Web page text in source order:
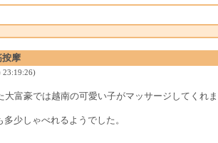
按摩
23:19:26)
大富豪では越南の可愛い子がマッサージしてくれま
少しゃべれるようでした。